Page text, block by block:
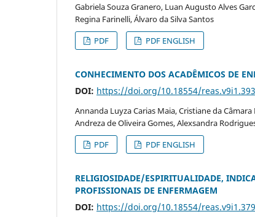
Gabriela Souza Granero, Luan Augusto Alves
Regina Farinelli, Álvaro da Silva Santos
PDF
PDF ENGLISH
CONHECIMENTO DOS ACADÊMICOS DE
DOI: https://doi.org/10.18554/
Annanda Luyza Carias Maia, Cristiane da
Andreza de Oliveira Gomes, Alexsandra
PDF
PDF ENGLISH
RELIGIOSIDADE/ESPIRITUALIDADE,
PROFISSIONAIS DE ENFERMAGEM
DOI: https://doi.org/10.18554/